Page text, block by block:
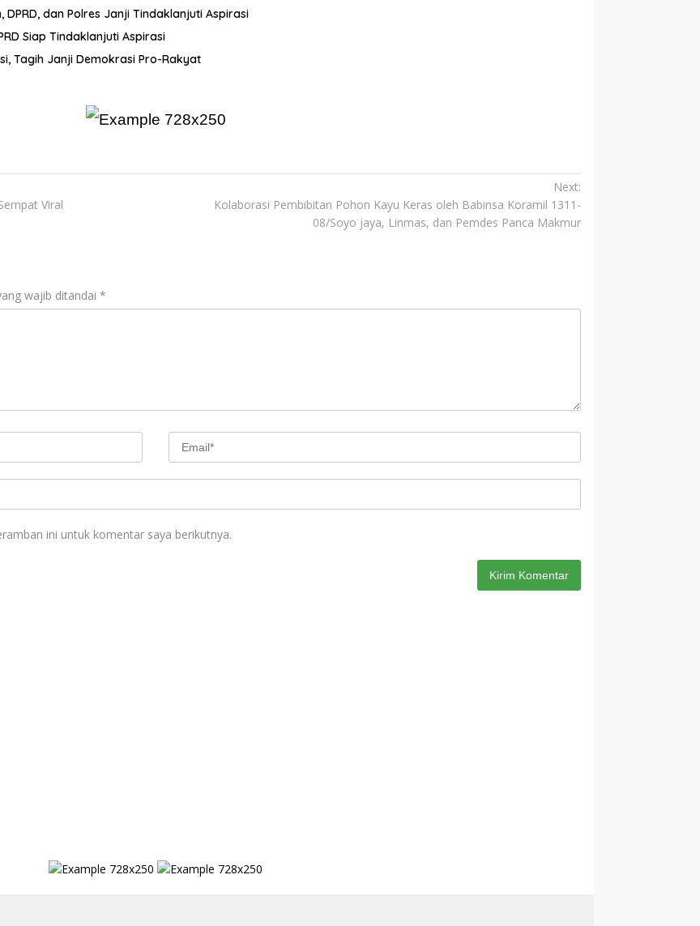
dan Polres Janji Tindaklanjuti Aspirasi
Siap Tindaklanjuti Aspirasi
Tagih Janji Demokrasi Pro-Rakyat
Viral
Next:
Kolaborasi Pembibitan Pohon Kayu Keras oleh Babinsa Koramil 1311-
08/Soyo jaya, Linmas, dan Pemdes Panca Makmur
wajib ditandai *
ini untuk komentar saya berikutnya.